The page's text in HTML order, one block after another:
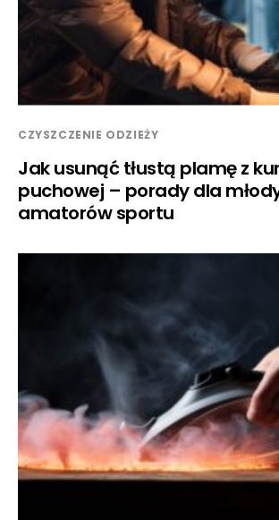
CZYSZCZENIE ODZIEŻY
Jak usunąć tłustą plamę z
puchowej – porady dla
amatorów sportu